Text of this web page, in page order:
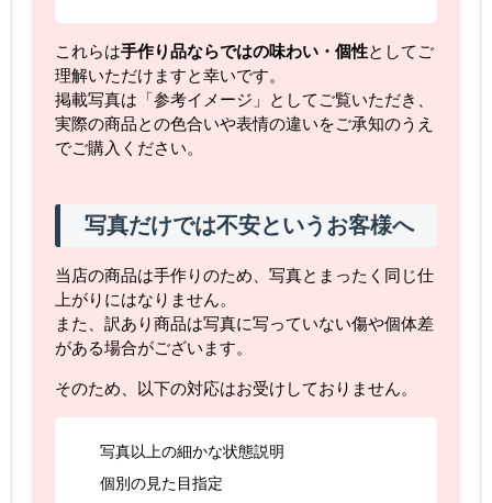
これらは手作り品ならではの味わい・個性としてご
理解いただけますと幸いです。
掲載写真は「参考イメージ」としてご覧いただき、
実際の商品との色合いや表情の違いをご承知のうえ
でご購入ください。
写真だけでは不安というお客様へ
当店の商品は手作りのため、写真とまったく同じ仕
上がりにはなりません。
また、訳あり商品は写真に写っていない傷や個体差
がある場合がございます。
そのため、以下の対応はお受けしておりません。
写真以上の細かな状態説明
個別の見た目指定